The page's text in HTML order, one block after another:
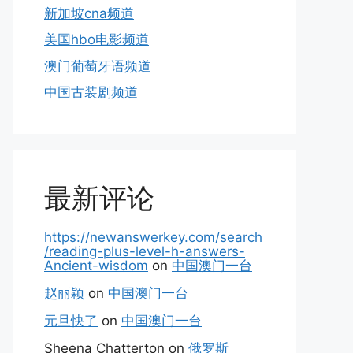
新加坡cna频道
美国hbo电影频道
澳门葡萄牙语频道
中国古装剧频道
最新评论
https://newanswerkey.com/search
/reading-plus-level-h-answers-
Ancient-wisdom on 中国澳门一台
赵丽颖 on 中国澳门一台
元旦快了 on 中国澳门一台
Sheena Chatterton on 俄罗斯